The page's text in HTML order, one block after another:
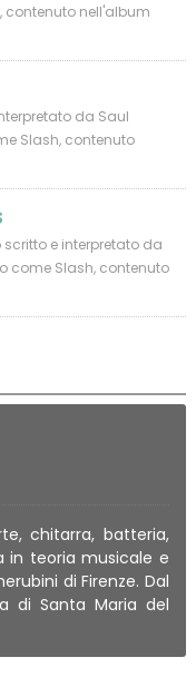
nell'album
da Saul
Slash, contenuto
e interpretato da
come Slash, contenuto
chitarra, batteria,
in teoria musicale e
di Firenze. Dal
di Santa Maria del